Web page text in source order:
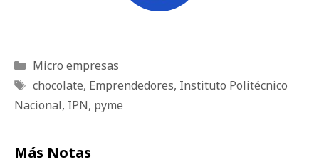
Categorías
Micro empresas
Etiquetas
chocolate, Emprendedores, Instituto Politécnico
Nacional, IPN, pyme
Más Notas